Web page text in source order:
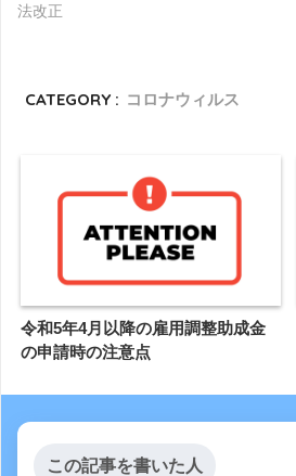
法改正
CATEGORY : コロナウィルス
令和5年4月以降の雇用調整助成金
の申請時の注意点
この記事を書いた人